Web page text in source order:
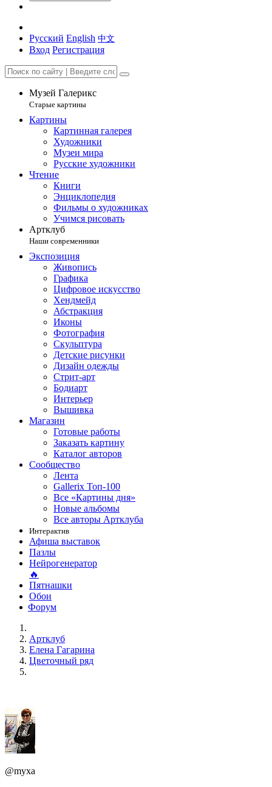
Русский English 中文
Вход Регистрация
Музей Галерикс
Старые картины
Картины
Картинная галерея
Художники
Музеи мира
Русские художники
Чтение
Книги
Энциклопедия
Фильмы о художниках
Учимся рисовать
Артклуб
Наши современники
Экспозиция
Живопись
Графика
Цифровое искусство
Хендмейд
Абстракция
Иконы
Фотография
Скульптура
Детские рисунки
Дизайн одежды
Стрит-арт
Бодиарт
Интерьер
Вышивка
Магазин
Готовые работы
Заказать картину
Каталог авторов
Сообщество
Лента
Gallerix Топ-100
Все «Картины дня»
Новые альбомы
Все авторы Артклуба
Интерактив
Афиша выставок
Пазлы
Нейрогенератор
🔥
Пятнашки
Обои
Форум
Артклуб
Елена Гагарина
Цветочный ряд
@myxa